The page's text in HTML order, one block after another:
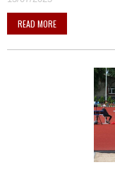
READ MORE